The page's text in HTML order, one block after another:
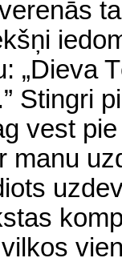
„Dieva
Stingri
vest
manu